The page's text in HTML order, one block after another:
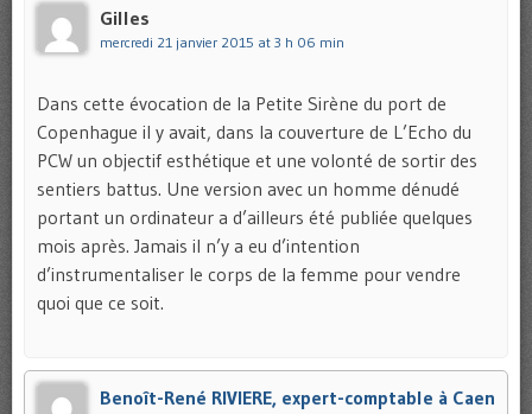
Gilles
mercredi 21 janvier 2015 at 3 h 06 min
Dans cette évocation de la Petite Sirène du port de
Copenhague il y avait, dans la couverture de L’Echo du
PCW un objectif esthétique et une volonté de sortir des
sentiers battus. Une version avec un homme dénudé
portant un ordinateur a d’ailleurs été publiée quelques
mois après. Jamais il n’y a eu d’intention
d’instrumentaliser le corps de la femme pour vendre
quoi que ce soit.
Benoît-René RIVIERE, expert-comptable à Caen